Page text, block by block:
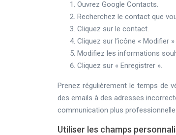
Ouvrez Google Contacts.
Recherchez le contact que
Cliquez sur le contact.
Cliquez sur l’icône « Modifier
Modifiez les informations
Cliquez sur « Enregistrer ».
Prenez régulièrement le temps de
des emails à des adresses
communication plus
Utiliser les champs